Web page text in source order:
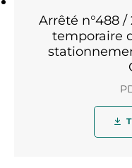
Arrêté n°488
temporaire